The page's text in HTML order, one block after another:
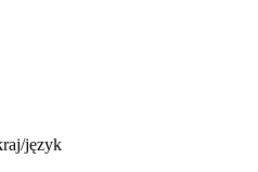
język